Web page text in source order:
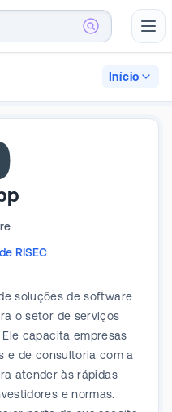
Início
RISEC
soluções de software
o setor de serviços
capacita empresas
e de consultoria com a
atender às rápidas
e normas.